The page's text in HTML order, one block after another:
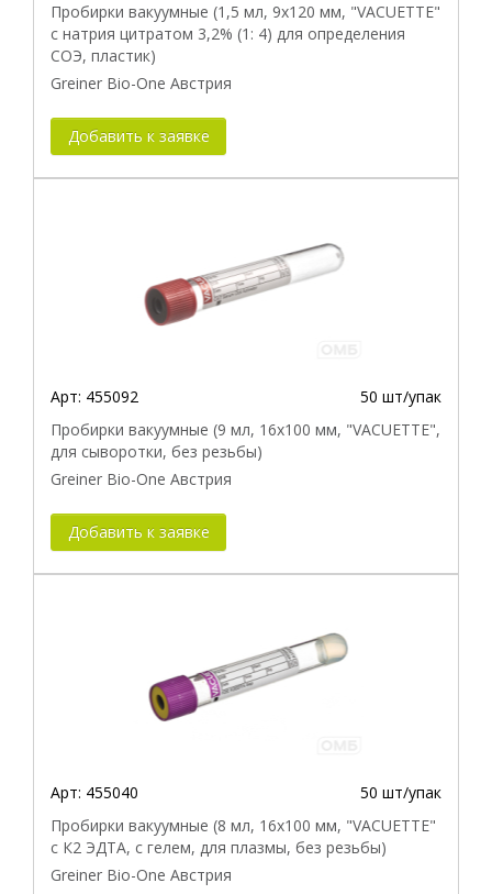
Пробирки вакуумные (1,5 мл, 9x120 мм, "VACUETTE"
с натрия цитратом 3,2% (1: 4) для определения
СОЭ, пластик)
Greiner Bio-One Австрия
Добавить к заявке
Арт: 455092
50 шт/упак
Пробирки вакуумные (9 мл, 16х100 мм, "VACUETTE",
для сыворотки, без резьбы)
Greiner Bio-One Австрия
Добавить к заявке
Арт: 455040
50 шт/упак
Пробирки вакуумные (8 мл, 16х100 мм, "VACUETTE"
с К2 ЭДТА, с гелем, для плазмы, без резьбы)
Greiner Bio-One Австрия